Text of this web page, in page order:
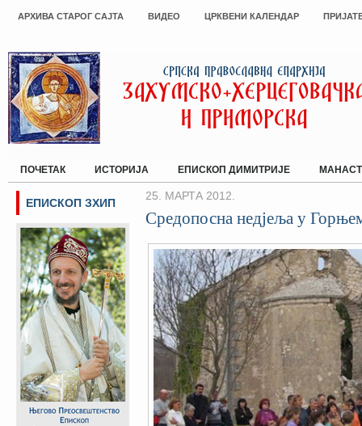
АРХИВА СТАРОГ САЈТА ВИДЕО ЦРКВЕНИ КАЛЕНДАР
ПОЧЕТАК ИСТОРИЈА ЕПИСКОП ДИМИТРИЈЕ
25. МАРТА 2012.
Средопосна недjеља у
ЕПИСКОП ЗХИП